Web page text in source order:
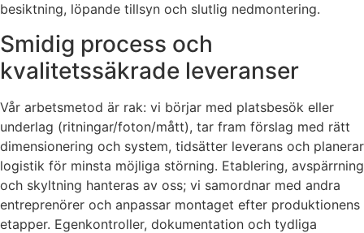
besiktning, löpande tillsyn och slutlig nedmontering.
Smidig process och
kvalitetssäkrade leveranser
Vår arbetsmetod är rak: vi börjar med platsbesök eller
underlag (ritningar/foton/mått), tar fram förslag med rätt
dimensionering och system, tidsätter leverans och planerar
logistik för minsta möjliga störning. Etablering, avspärrning
och skyltning hanteras av oss; vi samordnar med andra
entreprenörer och anpassar montaget efter produktionens
etapper. Egenkontroller, dokumentation och tydliga